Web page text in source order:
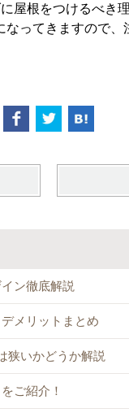
屋根をつけるべき
ってきますので
ン徹底解説
メリットまとめ
狭いかどうか解説
ご紹介！